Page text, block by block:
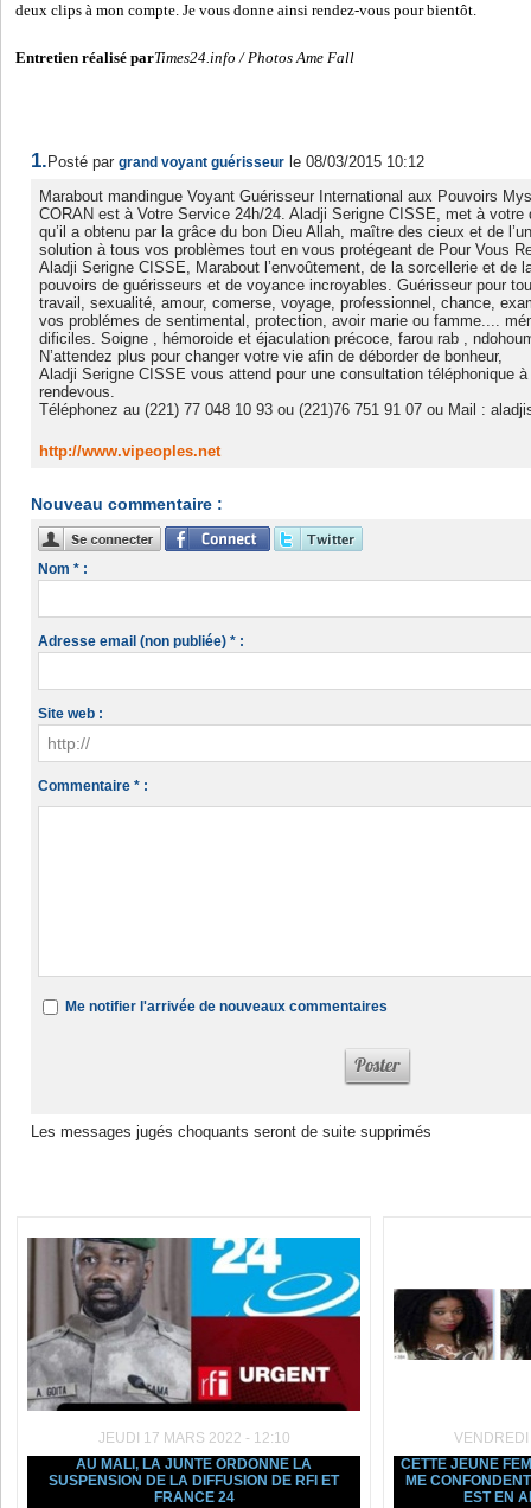
deux clips à mon compte. Je vous donne ainsi rendez-vous pour bientôt.
Entretien réalisé parTimes24.info / Photos Ame Fall
1. Posté pargrand voyant guérisseur le 08/03/2015 10:12
Marabout mandingue Voyant Guérisseur International aux Pouvoirs
CORAN est à Votre Service 24h/24. Aladji Serigne CISSE, met à
qu’il a obtenu par la grâce du bon Dieu Allah, maître des cieux et de
solution à tous vos problèmes tout en vous protégeant de Pour Vous
Aladji Serigne CISSE, Marabout l’envoûtement, de la sorcellerie et de
pouvoirs de guérisseurs et de voyance incroyables. Guérisseur pour
travail, sexualité, amour, comerse, voyage, professionnel, chance,
vos problémes de sentimental, protection, avoir marie ou famme....
dificiles. Soigne , hémoroide et éjaculation précoce, farou rab ,
N’attendez plus pour changer votre vie afin de déborder de bonheur,
Aladji Serigne CISSE vous attend pour une consultation téléphonique
rendevous.
Téléphonez au (221) 77 048 10 93 ou (221)76 751 91 07 ou Mail :
http://www.vipeoples.net
Nouveau commentaire :
Nom * :
Adresse email (non publiée) * :
Site web :
Commentaire * :
Me notifier l'arrivée de nouveaux commentaires
Les messages jugés choquants seront de suite supprimés
JEUDI 17 MARS 2022 - 12:10
AU MALI, LA JUNTE ORDONNE LA
SUSPENSION DE LA DIFFUSION DE RFI ET
FRANCE 24
CETTE JEUNE
ME
EST EN